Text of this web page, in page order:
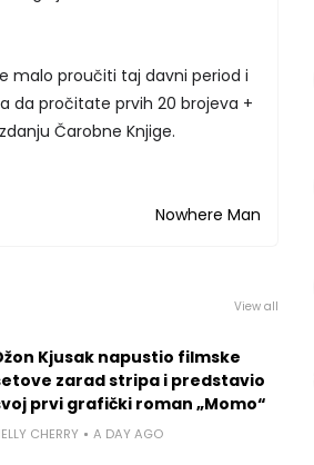
malo proučiti taj davni period i
da pročitate prvih 20 brojeva +
Čarobne Knjige.
Nowhere Man
View all
Kjusak napustio filmske
zarad stripa i predstavio
prvi grafički roman „Momo“
CHERRY A DAY AGO